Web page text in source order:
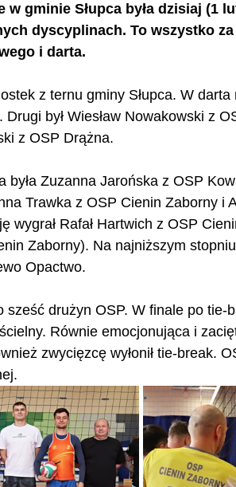
gminie Słupca była dzisiaj (1
dyscyplinach. To wszystko
i darta.
z ternu gminy Słupca. W darta
był Wiesław Nowakowski z
z OSP Drążna.
była Zuzanna Jarońska z OSP
Trawka z OSP Cienin Zaborny i
wygrał Rafał Hartwich z OSP
Zaborny). Na najniższym
Opactwo.
sześć drużyn OSP. W finale po tie-
Równie emocjonująca i
zwycięzcę wyłonił tie-break.